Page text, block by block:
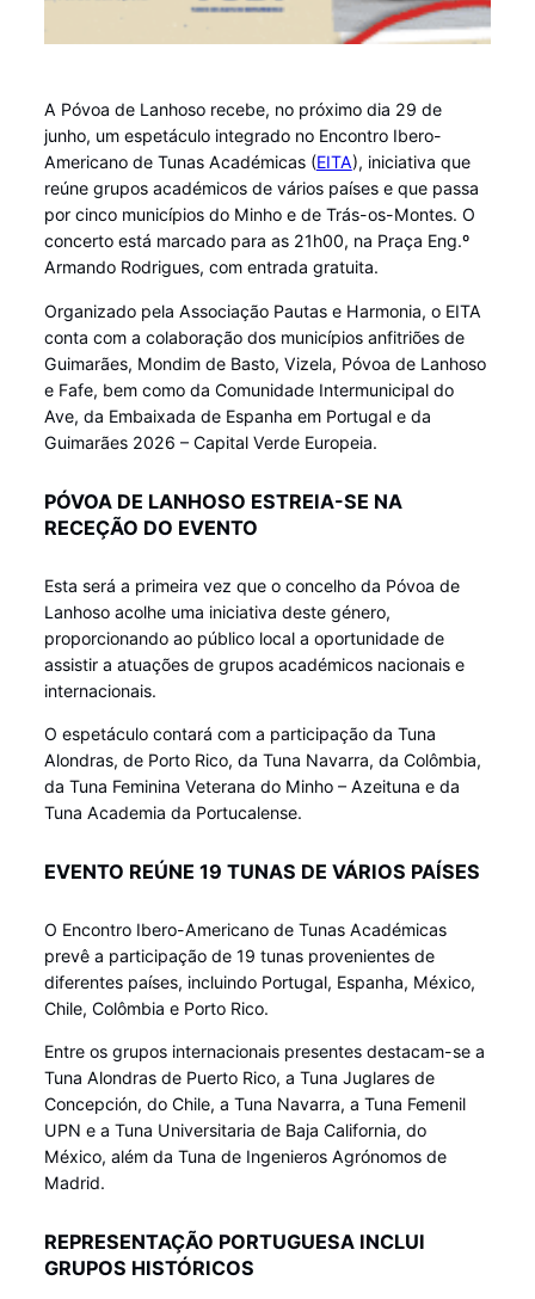
A Póvoa de Lanhoso recebe, no próximo dia 29 de
junho, um espetáculo integrado no Encontro Ibero-
Americano de Tunas Académicas (EITA), iniciativa que
reúne grupos académicos de vários países e que passa
por cinco municípios do Minho e de Trás-os-Montes. O
concerto está marcado para as 21h00, na Praça Eng.º
Armando Rodrigues, com entrada gratuita.
Organizado pela Associação Pautas e Harmonia, o EITA
conta com a colaboração dos municípios anfitriões de
Guimarães, Mondim de Basto, Vizela, Póvoa de Lanhoso
e Fafe, bem como da Comunidade Intermunicipal do
Ave, da Embaixada de Espanha em Portugal e da
Guimarães 2026 – Capital Verde Europeia.
PÓVOA DE LANHOSO ESTREIA-SE NA
RECEÇÃO DO EVENTO
Esta será a primeira vez que o concelho da Póvoa de
Lanhoso acolhe uma iniciativa deste género,
proporcionando ao público local a oportunidade de
assistir a atuações de grupos académicos nacionais e
internacionais.
O espetáculo contará com a participação da Tuna
Alondras, de Porto Rico, da Tuna Navarra, da Colômbia,
da Tuna Feminina Veterana do Minho – Azeituna e da
Tuna Academia da Portucalense.
EVENTO REÚNE 19 TUNAS DE VÁRIOS PAÍSES
O Encontro Ibero-Americano de Tunas Académicas
prevê a participação de 19 tunas provenientes de
diferentes países, incluindo Portugal, Espanha, México,
Chile, Colômbia e Porto Rico.
Entre os grupos internacionais presentes destacam-se a
Tuna Alondras de Puerto Rico, a Tuna Juglares de
Concepción, do Chile, a Tuna Navarra, a Tuna Femenil
UPN e a Tuna Universitaria de Baja California, do
México, além da Tuna de Ingenieros Agrónomos de
Madrid.
REPRESENTAÇÃO PORTUGUESA INCLUI
GRUPOS HISTÓRICOS